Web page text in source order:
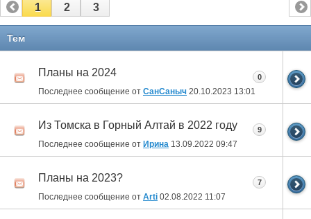
1 2 3
Тем
Планы на 2024
Последнее сообщение от СанСаныч 20.10.2023 13:01
0
Из Томска в Горный Алтай в 2022 году
Последнее сообщение от Ирина 13.09.2022 09:47
9
Планы на 2023?
Последнее сообщение от Arti 02.08.2022 11:07
7